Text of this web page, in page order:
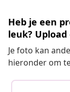
Heb je een
leuk?
Je foto kan
hieronder om